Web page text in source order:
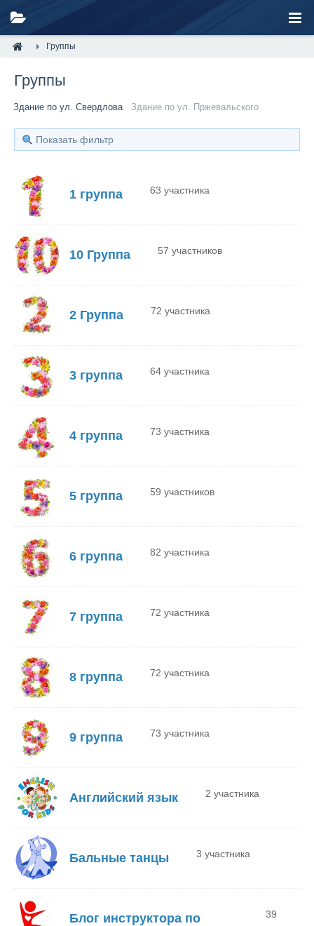
Группы
Группы
Здание по ул. Свердлова Здание по ул. Пржевальского
Показать фильтр
1 группа 63 участника
10 Группа 57 участников
2 Группа 72 участника
3 группа 64 участника
4 группа 73 участника
5 группа 59 участников
6 группа 82 участника
7 группа 72 участника
8 группа 72 участника
9 группа 73 участника
Английский язык 2 участника
Бальные танцы 3 участника
Блог инструктора по
39